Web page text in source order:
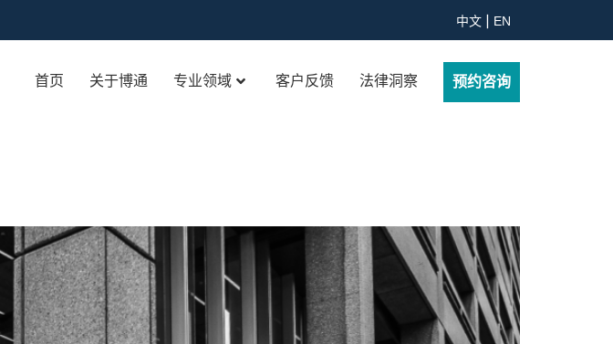
中文 EN
首页 关于博通 专业领域 客户反馈 法律洞察 预约咨询